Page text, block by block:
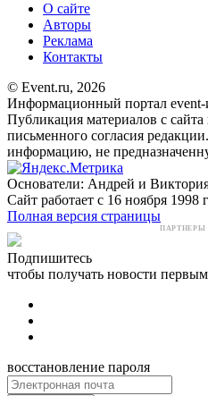
О сайте
Авторы
Реклама
Контакты
© Event.ru, 2026
Информационный портал event-
Публикация материалов с
письменного согласия
информацию, не
Основатели: Андрей и
Сайт работает с 16 ноября 1998
Полная версия страницы
ПАРТНЕРЫ
Подпишитесь
чтобы получать новости
восстановление пароля